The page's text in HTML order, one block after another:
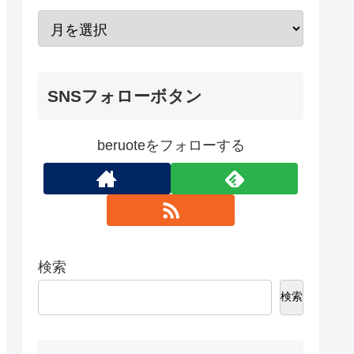
SNSフォローボタン
beruoteをフォローする
検索
検索